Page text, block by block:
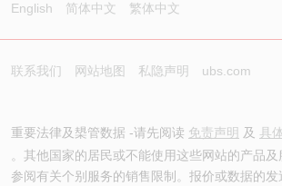
English 简体中文 繁体中文
联系我们 网站地图 私隐声明 ubs.com
重要法律及槼管数据 -请先阅读 免责声明 及 具
。其他国家的居民或不能使用这些网站的产品
参阅有关个别服务的销售限制。报价或数据的